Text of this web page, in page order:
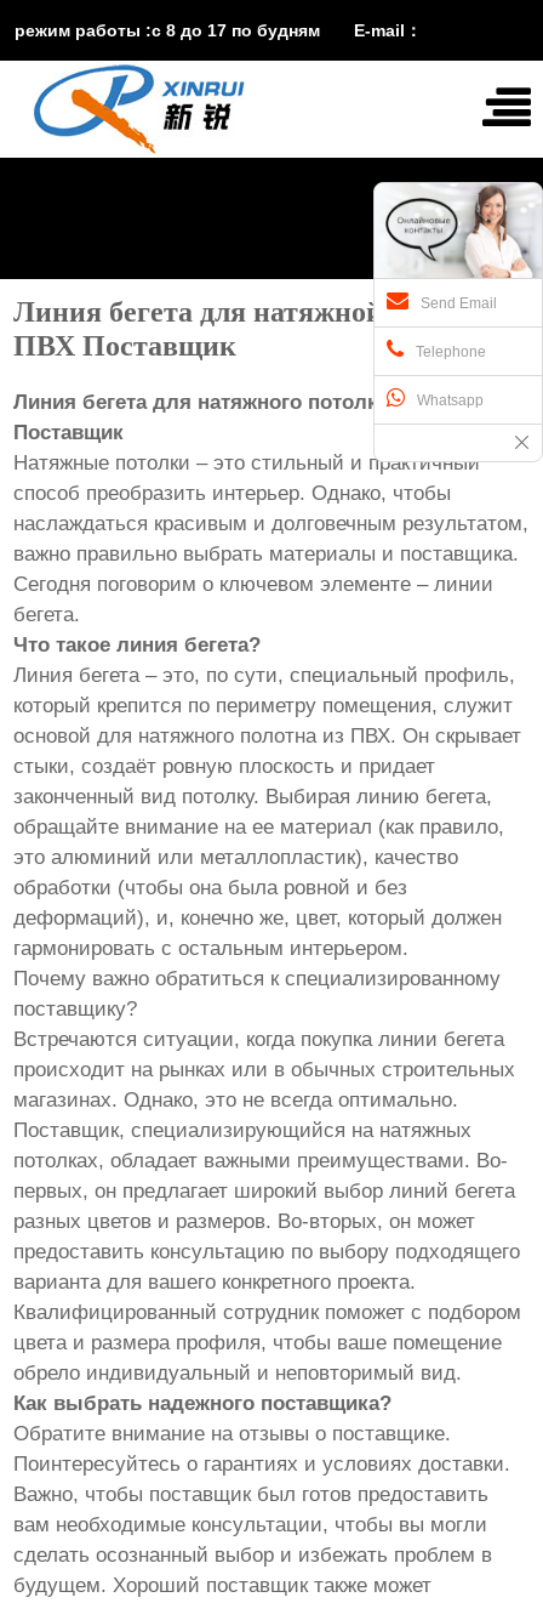
режим работы :с 8 до 17 по будням E-mail：
vira@xinruisuji.comWhatsApp： 
Линия бегета для натяжной потолки
ПВХ Поставщик
Линия бегета для натяжного потолка ПВХ:
Поставщик
Натяжные потолки – это стильный и практичный
способ преобразить интерьер. Однако, чтобы
наслаждаться красивым и долговечным результатом,
важно правильно выбрать материалы и поставщика.
Сегодня поговорим о ключевом элементе – линии
бегета.
Что такое линия бегета?
Линия бегета – это, по сути, специальный профиль,
который крепится по периметру помещения, служит
основой для натяжного полотна из ПВХ. Он скрывает
стыки, создаёт ровную плоскость и придает
законченный вид потолку. Выбирая линию бегета,
обращайте внимание на ее материал (как правило,
это алюминий или металлопластик), качество
обработки (чтобы она была ровной и без
деформаций), и, конечно же, цвет, который должен
гармонировать с остальным интерьером.
Почему важно обратиться к специализированному
поставщику?
Встречаются ситуации, когда покупка линии бегета
происходит на рынках или в обычных строительных
магазинах. Однако, это не всегда оптимально.
Поставщик, специализирующийся на натяжных
потолках, обладает важными преимуществами. Во-
первых, он предлагает широкий выбор линий бегета
разных цветов и размеров. Во-вторых, он может
предоставить консультацию по выбору подходящего
варианта для вашего конкретного проекта.
Квалифицированный сотрудник поможет с подбором
цвета и размера профиля, чтобы ваше помещение
обрело индивидуальный и неповторимый вид.
Как выбрать надежного поставщика?
Обратите внимание на отзывы о поставщике.
Поинтересуйтесь о гарантиях и условиях доставки.
Важно, чтобы поставщик был готов предоставить
вам необходимые консультации, чтобы вы могли
сделать осознанный выбор и избежать проблем в
будущем. Хороший поставщик также может
Send Email
Telephone
Whatsapp